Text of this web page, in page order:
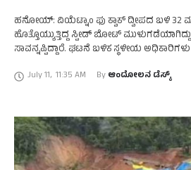
ಹನೋಯ್:‌ ವಿಯೆಟ್ನಾಂ ಫು ಕ್ವಾಕ್‌ ದ್ವೀಪದ ಬಳಿ 32
ಹೊತ್ತೊಯ್ಯುತ್ತಿದ್ದ ಸ್ಪೀಡ್‌ ಬೋಟ್‌
ಸಾವನ್ನಪ್ಪಿದ್ದಾರೆ. ಘಟನೆ ಬಳಿಕ ಸ್ಥಳೀಯ
July 11, 11:35 AM By ಆಂದೋಲನ ಡೆಸ್ಕ್